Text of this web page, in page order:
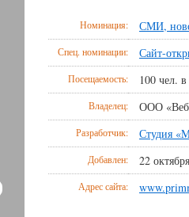
Номинация: СМИ,
Спец. номинации: Сайт-
Посещаемость: 100 чел.
Владелец: ООО
Разработчик: Студия
Добавлен: 22
Адрес сайта: